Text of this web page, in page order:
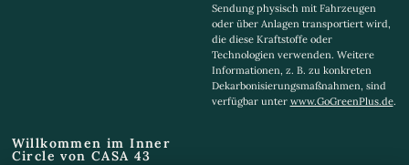
Sendung physisch mit Fahrzeugen
oder über Anlagen transportiert wird,
die diese Kraftstoffe oder
Technologien verwenden. Weitere
Informationen, z. B. zu konkreten
Dekarbonisierungsmaßnahmen, sind
verfügbar unter www.GoGreenPlus.de.
Willkommen im Inner
Circle von CASA 43